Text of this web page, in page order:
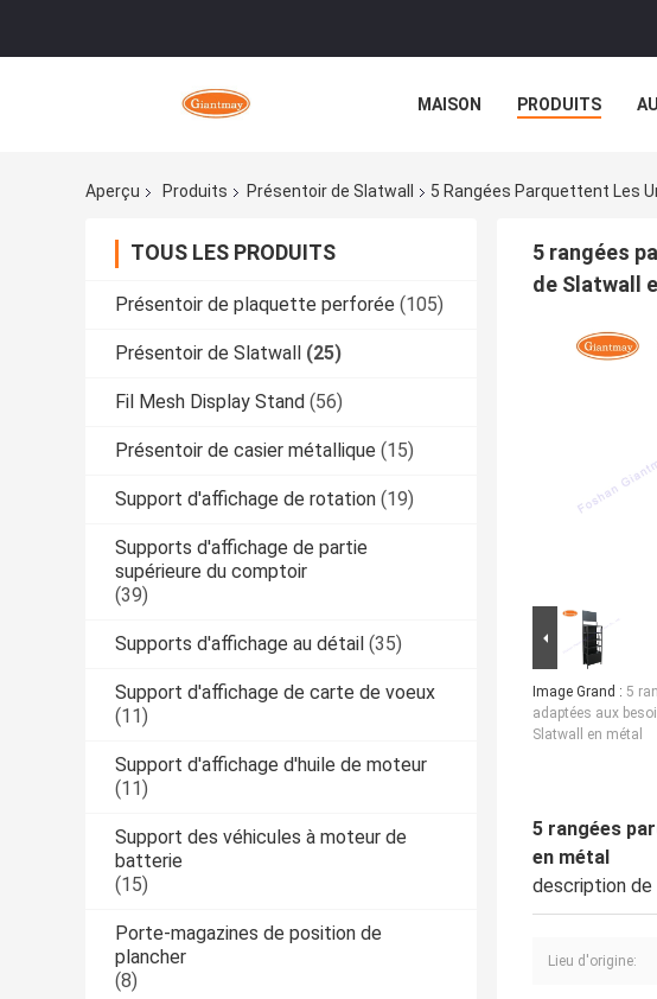
MAISON PRODUITS
Aperçu Produits Présentoir de Slatwall 5 Rangées Parquettent Les
TOUS LES PRODUITS
Présentoir de plaquette perforée (105)
Présentoir de Slatwall (25)
Fil Mesh Display Stand (56)
Présentoir de casier métallique (15)
Support d'affichage de rotation (19)
Supports d'affichage de partie
supérieure du comptoir
(39)
Supports d'affichage au détail (35)
Support d'affichage de carte de voeux
(11)
Support d'affichage d'huile de moteur
(11)
Support des véhicules à moteur de
batterie
(15)
Porte-magazines de position de
plancher
(8)
5 rangées
de Slatwall
Image Grand : 5
adaptées aux
Slatwall en métal
5 rangées
en métal
description de
Lieu d'origine: